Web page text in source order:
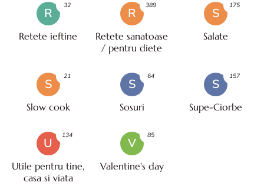
R
Retete ieftine
32
R
Retete sanatoase
/ pentru diete
389
S
Salate
175
S
Slow cook
21
S
Sosuri
64
S
Supe-Ciorbe
157
U
Utile pentru tine,
casa si viata
134
V
Valentine's day
85